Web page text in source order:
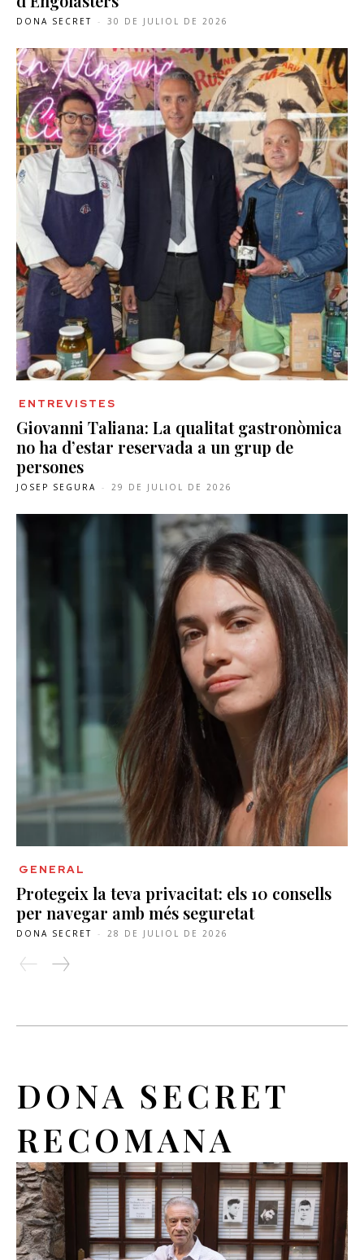
DONA SECRET - 30 DE JULIOL DE 2026
ENTREVISTES
Giovanni Taliana: La qualitat gastronòmica
no ha d’estar reservada a un grup de
persones
JOSEP SEGURA - 29 DE JULIOL DE 2026
GENERAL
Protegeix la teva privacitat: els 10 consells
per navegar amb més seguretat
DONA SECRET - 28 DE JULIOL DE 2026
DONA SECRET
RECOMANA